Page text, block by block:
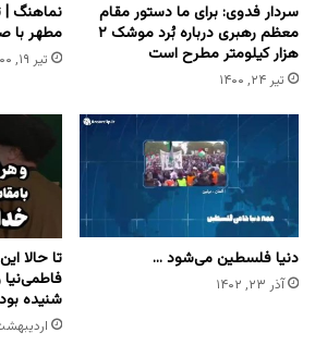
سردار فدوی: برای ما دستور مقام
معظم رهبری درباره بُرد موشک ۲
هزار کیلومتر مطرح است
تیر ۲۴, ۱۴۰۰
نماهنگ |
مطهر با
تیر ۱۹, ۱۴۰۰
دنیا فلسطین می‌شود …
آذر ۲۳, ۱۴۰۲
تا حالا
فاطمی‌نیا
شنیده
اردیبهشت ۱۵,